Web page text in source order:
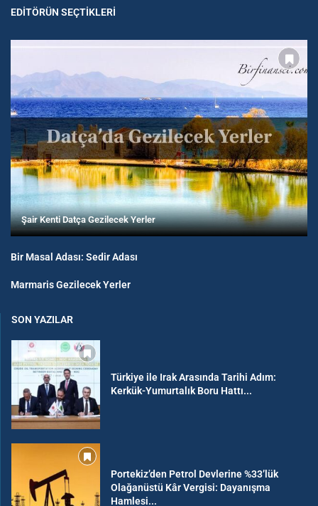
EDITÖRÜN SEÇTIKLERI
Şair Kenti Datça Gezilecek Yerler
Bir Masal Adası: Sedir Adası
Marmaris Gezilecek Yerler
SON YAZILAR
Türkiye ile Irak Arasında Tarihi Adım:
Kerkük-Yumurtalık Boru Hattı...
Portekiz’den Petrol Devlerine %33’lük
Olağanüstü Kâr Vergisi: Dayanışma
Hamlesi...